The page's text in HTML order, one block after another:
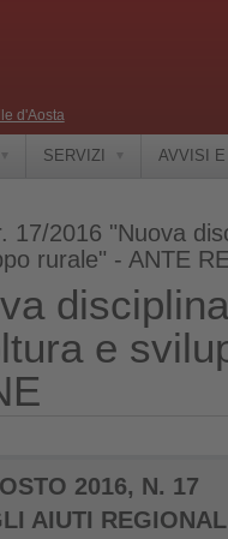
d'Aosta
SERVIZI AVVISI
17/2016 "Nuova
rurale" - ANTE
e
2016, N. 17
AIUTI